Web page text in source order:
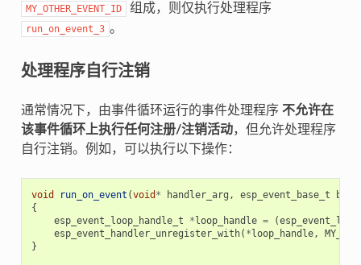
MY_OTHER_EVENT_ID 组成，则仅执行处理程序
run_on_event_3 。
处理程序自行注销
通常情况下，由事件循环运行的事件处理程序 不允许在
该事件循环上执行任何注册/注销活动，但允许处理程序
自行注销。例如，可以执行以下操作：
void run_on_event (void * handler_arg , esp_event_base_t base
{
esp_event_loop_handle_t
*loop_handle = (
esp_event_handler_unregister_with( *loop_handle,
}